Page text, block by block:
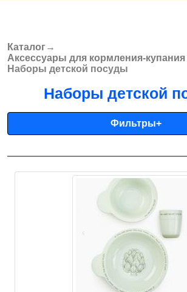
Вы здесь
Каталог→
Аксессуары для кормления-купания
Наборы детской посуды
Наборы детской
Фильтры+